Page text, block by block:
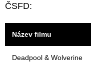
ČSFD:
Název filmu
Deadpool & Wolverine